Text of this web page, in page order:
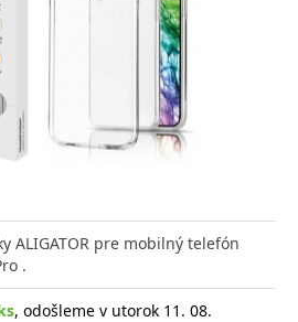
ALIGATOR pre mobilný telefón
.
, odošleme v utorok 11. 08.